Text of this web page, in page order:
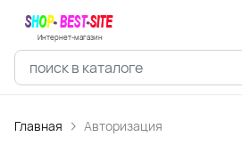
Интернет-магазин
Главная Авторизация